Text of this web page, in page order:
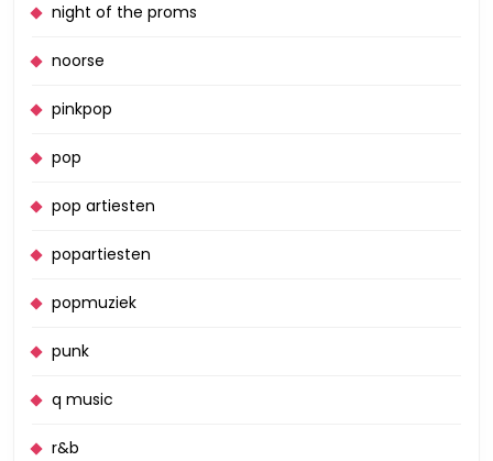
night of the proms
noorse
pinkpop
pop
pop artiesten
popartiesten
popmuziek
punk
q music
r&b